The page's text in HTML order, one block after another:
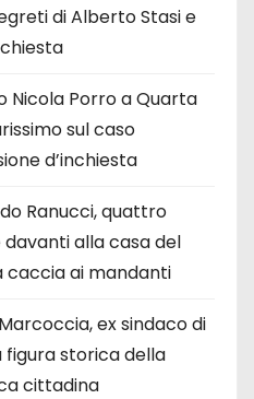
di Alberto Stasi e
Nicola Porro a Quarta
sul caso
d’inchiesta
Ranucci, quattro
alla casa del
caccia ai mandanti
ex sindaco di
storica della
cittadina